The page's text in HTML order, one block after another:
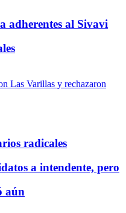
adherentes al Sivavi
radicales
a intendente, pero
aún